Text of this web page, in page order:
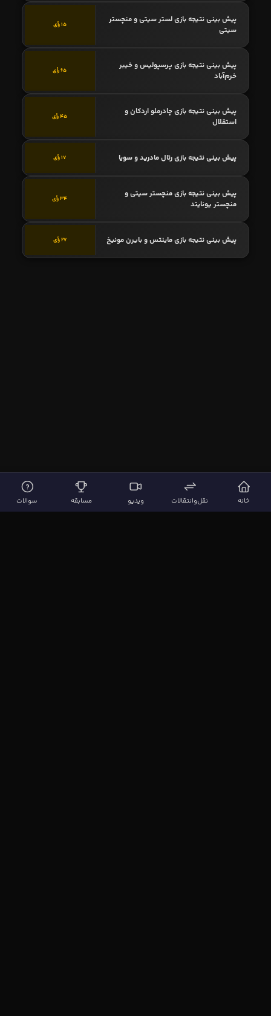
پیش بینی نتیجه بازی لستر سیتی و منچستر
سیتی
15 رأی
پیش بینی نتیجه بازی پرسپولیس و خیبر
خرم‌آباد
65 رأی
پیش بینی نتیجه بازی چادرملو اردکان و
استقلال
45 رأی
پیش بینی نتیجه بازی رئال مادرید و سویا 17 رأی
پیش بینی نتیجه بازی منچستر سیتی و
منچستر یونایتد
34 رأی
پیش بینی نتیجه بازی ماینتس و بایرن مونیخ 27 رأی
خانه نقل‌وانتقالات ویدیو مسابقه سوالات